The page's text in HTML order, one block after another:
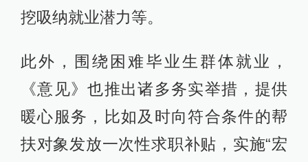
挖吸纳就业潜力等。
此外，围绕困难毕业生群体就业，
《意见》也推出诸多务实举措，提供
暖心服务，比如及时向符合条件的帮
扶对象发放一次性求职补贴，实施“宏